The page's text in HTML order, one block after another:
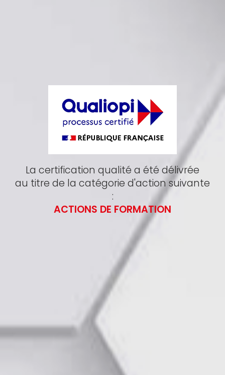
La certification qualité a été délivrée
au titre de la catégorie d'action suivante
:
ACTIONS DE FORMATION